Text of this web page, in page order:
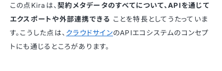
この点Kiraは、契約メタデータのすべてについて、APIを通じて
エクスポートや外部連携できる ことを特長としてうたっていま
す。こうした点は、 クラウドサインのAPIエコシステムのコンセプ
トにも通じるところがあります。